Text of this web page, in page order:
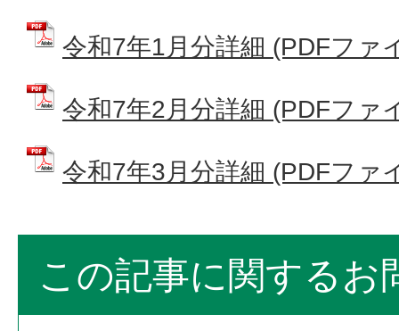
令和7年1月分詳細 (PDFファ
令和7年2月分詳細 (PDFファ
令和7年3月分詳細 (PDFファ
この記事に関するお